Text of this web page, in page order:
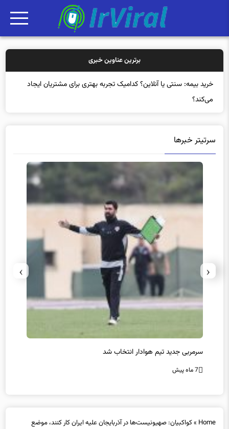
برترین عناوین خبری
خرید بی
سرمربی جدید تیم هوادار انتخاب شد
7 ماه پیش
خواهیم گرفت